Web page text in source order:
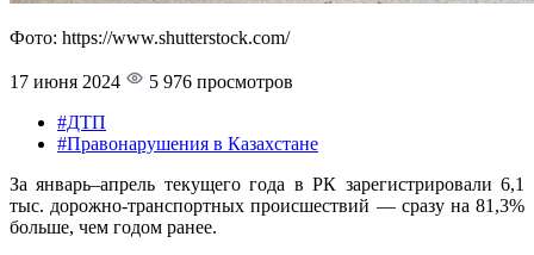
Фото: https://www.shutterstock.com/
17 июня 2024
5 976 просмотров
#ДТП
#Правонарушения в Казахстане
За январь–апрель текущего года в РК зарегистрировали 6,1
тыс. дорожно-транспортных происшествий — сразу на 81,3%
больше, чем годом ранее.